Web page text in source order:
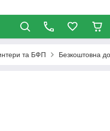
та БФП Безкоштовна